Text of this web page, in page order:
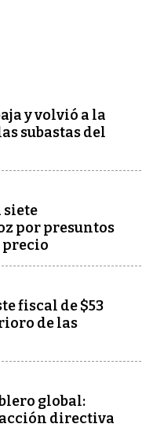
y volvió a la
subastas del
siete
por presuntos
precio
fiscal de $53
de las
global:
directiva